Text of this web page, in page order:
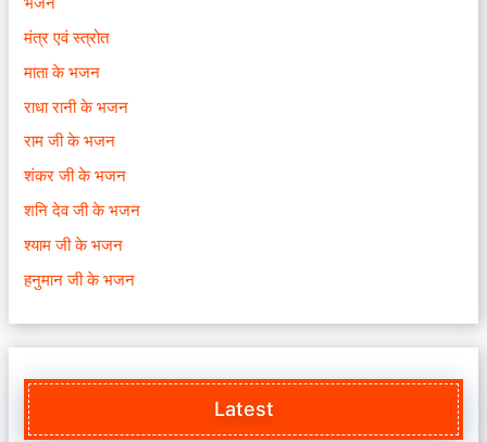
मंत्र एवं स्त्रोत
माता के भजन
राधा रानी के भजन
राम जी के भजन
शंकर जी के भजन
शनि देव जी के भजन
श्याम जी के भजन
हनुमान जी के भजन
Latest